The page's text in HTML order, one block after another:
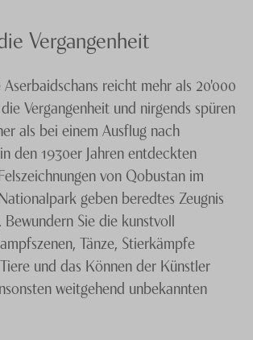
Vergangenheit
reicht mehr als 20'000
Vergangenheit und nirgends spüren
als bei einem Ausflug nach
den 1930er Jahren entdeckten
von Qobustan im
geben beredtes Zeugnis
Sie die kunstvoll
Tänze, Stierkämpfe
und das Können der Künstler
weitgehend unbekannten